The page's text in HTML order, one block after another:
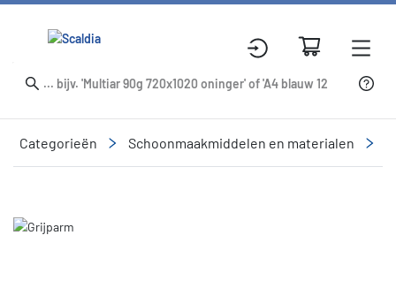
Categorieën Schoonmaakmiddelen en materialen
Slide 1 of 1